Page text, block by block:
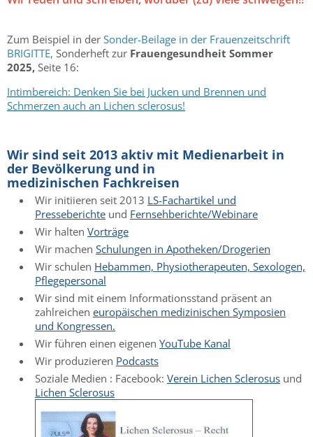
Zum Beispiel in der Sonder-Beilage in der Frauenzeitschrift
BRIGITTE, Sonderheft zur Frauengesundheit Sommer
2025, Seite 16:
Intimbereich: Denken Sie bei Jucken und Brennen und
Schmerzen auch an Lichen sclerosus!
Wir sind seit 2013 aktiv mit Medienarbeit in
der Bevölkerung und in
medizinischen Fachkreisen
Wir initiieren seit 2013 LS-Fachartikel und
Presseberichte und Fernsehberichte/Webinare
Wir halten Vorträge
Wir machen Schulungen in Apotheken/Drogerien
Wir schulen Hebammen, Physiotherapeuten, Sexologen,
Pflegepersonal
Wir sind mit einem Informationsstand präsent an
zahlreichen europäischen medizinischen Symposien
und Kongressen.
Wir führen einen eigenen YouTube Kanal
Wir produzieren Podcasts
Soziale Medien : Facebook: Verein Lichen Sclerosus und
Lichen Sclerosus